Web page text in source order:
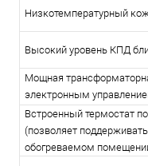
Низкотемпературный
Высокий уровень КПД
Мощная
электронным
Встроенный термостат
(позволяет
обогреваемом